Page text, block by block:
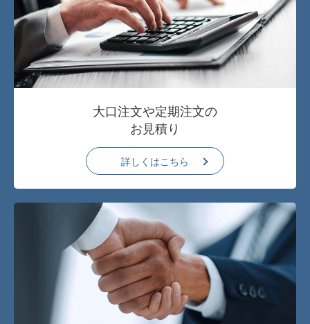
大口注文や定期注文の
お見積り
詳しくはこちら